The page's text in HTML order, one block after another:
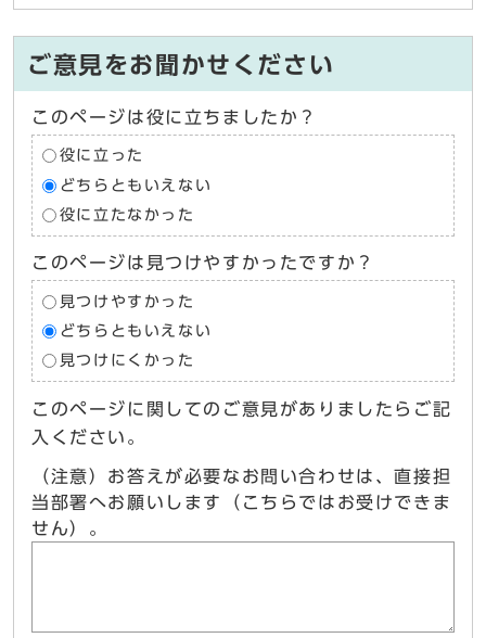
ご意見をお聞かせください
このページは役に立ちましたか？
役に立った
どちらともいえない
役に立たなかった
このページは見つけやすかったですか？
見つけやすかった
どちらともいえない
見つけにくかった
このページに関してのご意見がありましたらご記
入ください。
（注意）お答えが必要なお問い合わせは、直接担
当部署へお願いします（こちらではお受けできま
せん）。